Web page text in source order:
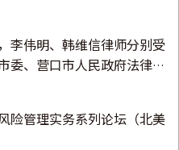
李伟明、韩维信律师分别受
委、营口市人民政府法律顾
险管理实务系列论坛（北美